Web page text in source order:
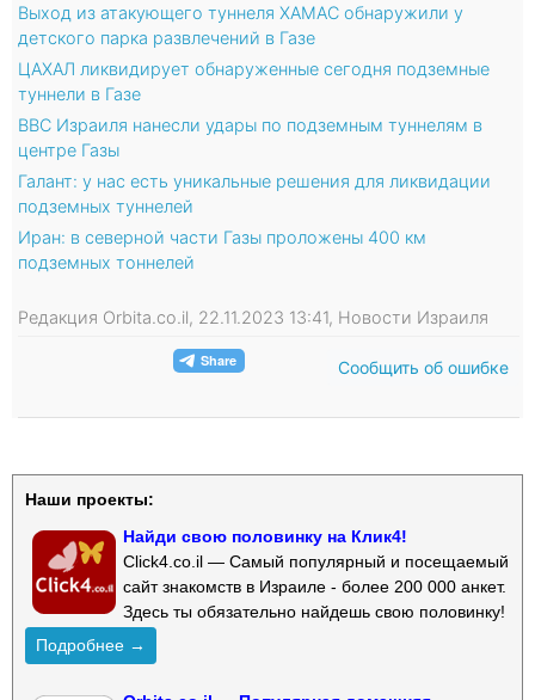
Выход из атакующего туннеля ХАМАС обнаружили у
детского парка развлечений в Газе
ЦАХАЛ ликвидирует обнаруженные сегодня подземные
туннели в Газе
ВВС Израиля нанесли удары по подземным туннелям в
центре Газы
Галант: у нас есть уникальные решения для ликвидации
подземных туннелей
Иран: в северной части Газы проложены 400 км
подземных тоннелей
Редакция Orbita.co.il, 22.11.2023 13:41, Новости Израиля
Сообщить об ошибке
Наши проекты:
Найди свою половинку на Клик4!
Click4.co.il — Самый популярный и посещаемый
сайт знакомств в Израиле - более 200 000 анкет.
Здесь ты обязательно найдешь свою половинку!
Подробнее →